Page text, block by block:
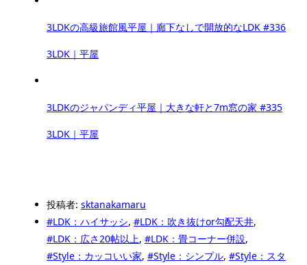
3LDKの高級旅館風平屋｜廊下なしで開放的なLDK #336
3LDK｜平屋
3LDKのジャパンディ平屋｜大きな軒と7m窓の家 #335
3LDK｜平屋
投稿者: sktanakamaru
#LDK：ハイサッシ, #LDK：吹き抜けor勾配天井,
#LDK：広さ20帖以上, #LDK：畳コーナー併設,
#Style：カッコいい家, #Style：シンプル, #Style：スタ